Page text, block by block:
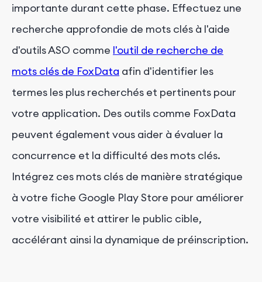
importante durant cette phase. Effectuez une
recherche approfondie de mots clés à l'aide
d'outils ASO comme l'outil de recherche de
mots clés de FoxData afin d'identifier les
termes les plus recherchés et pertinents pour
votre application. Des outils comme FoxData
peuvent également vous aider à évaluer la
concurrence et la difficulté des mots clés.
Intégrez ces mots clés de manière stratégique
à votre fiche Google Play Store pour améliorer
votre visibilité et attirer le public cible,
accélérant ainsi la dynamique de préinscription.